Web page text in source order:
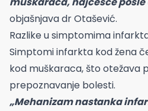
objašnjava dr Otašević.
Razlike u simptomima
Simptomi infarkta kod žena
kod muškaraca, što otežava
prepoznavanje bolesti.
„Mehanizam nastanka